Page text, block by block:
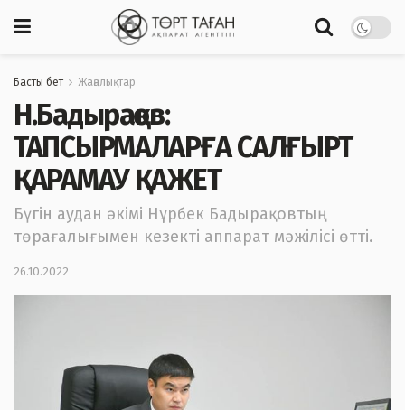
Басты бет Жаңалықтар
Н.Бадырақов:
ТАПСЫРМАЛАРҒА САЛҒЫРТ
ҚАРАМАУ ҚАЖЕТ
Бүгін аудан әкімі Нұрбек Бадырақовтың
төрағалығымен кезекті аппарат мәжілісі өтті.
26.10.2022